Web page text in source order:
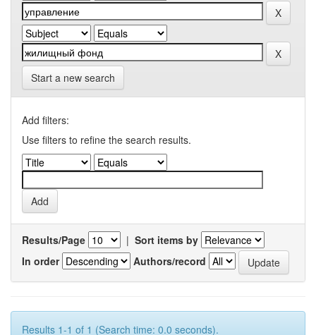
Start a new search
Add filters:
Use filters to refine the search results.
Results/Page | Sort items by
In order
Authors/record
Results 1-1 of 1 (Search time: 0.0 seconds).